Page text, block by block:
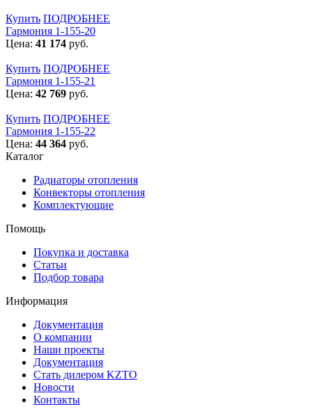
Купить ПОДРОБНЕЕ
Гармония 1-155-20
Цена: 41 174 руб.
Купить ПОДРОБНЕЕ
Гармония 1-155-21
Цена: 42 769 руб.
Купить ПОДРОБНЕЕ
Гармония 1-155-22
Цена: 44 364 руб.
Каталог
Радиаторы отопления
Конвекторы отопления
Комплектующие
Помощь
Покупка и доставка
Статьи
Подбор товара
Информация
Документация
О компании
Наши проекты
Документация
Стать дилером KZTO
Новости
Контакты